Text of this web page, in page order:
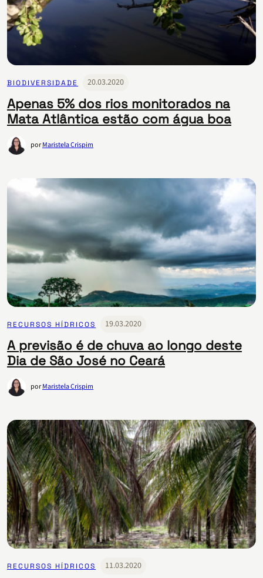
BIODIVERSIDADE 20.03.2020
Apenas 5% dos rios monitorados na
Mata Atlântica estão com água boa
porMaristela Crispim
RECURSOS HÍDRICOS 19.03.2020
A previsão é de chuva ao longo deste
Dia de São José no Ceará
porMaristela Crispim
RECURSOS HÍDRICOS 11.03.2020